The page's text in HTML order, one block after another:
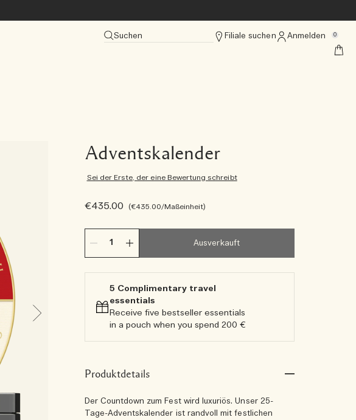
Suchen Filiale suchen Anmelden 0
Adventskalender
Sei der Erste, der eine Bewertung schreibt
€435.00 €435.00/Maßeinheit
Ausverkauft
5 Complimentary travel
essentials​
Receive five bestseller essentials
in a pouch when you spend 200 €
Produktdetails
Der Countdown zum Fest wird luxuriös. Unser 25-
Tage-Adventskalender ist randvoll mit festlichen